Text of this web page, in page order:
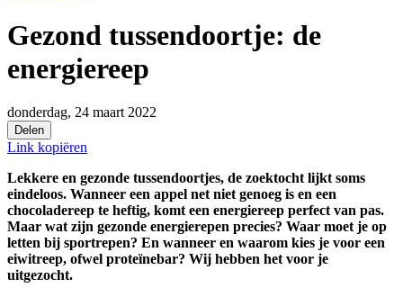
Gezond tussendoortje: de
energiereep
donderdag, 24 maart 2022
Delen
Link kopiëren
Lekkere en gezonde tussendoortjes, de zoektocht lijkt soms
eindeloos. Wanneer een appel net niet genoeg is en een
chocoladereep te heftig, komt een energiereep perfect van pas.
Maar wat zijn gezonde energierepen precies? Waar moet je op
letten bij sportrepen? En wanneer en waarom kies je voor een
eiwitreep, ofwel proteïnebar? Wij hebben het voor je
uitgezocht.